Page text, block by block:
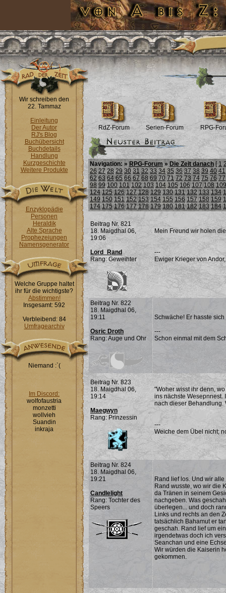
Wir schreiben den
22. Tammaz
Einleitung
Der Autor
RJ's Blog
Buchübersicht
Buchdetails
Handlung
Kurzgeschichte
Weitere Produkte
Enzyklopädie
Personen
Heraldik
Alte Sprache
Prophezeiungen
Namensgenerator
Welche Gruppe haltet
ihr für die wichtigste?
Abstimmen!
Insgesamt: 592
Verbleibend: 84
Umfragearchiv
Niemand :`(
Im Discord:
wolfofaustria
monzetti
wollvieh
Suandin
inkraja
RdZ-Forum Serien-Forum RPG-
Navigation: » RPG-Forum » Die Zeit danach [1
26 27 28 29 30 31 32 33 34 35 36 37 38 39 40 41
62 63 64 65 66 67 68 69 70 71 72 73 74 75 76 77
98 99 100 101 102 103 104 105 106 107 108 109
124 125 126 127 128 129 130 131 132 133 134
149 150 151 152 153 154 155 156 157 158 159
174 175 176 177 178 179 180 181 182 183 184
Beitrag Nr. 821
18. Maigdhal 06,
19:06
Lord_Rand
Rang: Geweihter
Mein Freund wir holen
---
Ewiger Krieger von
Beitrag Nr. 822
18. Maigdhal 06,
19:11
Osric Droth
Rang: Auge und Ohr
Schwäche! Er hasste
---
Schon einmal mit dem
Beitrag Nr. 823
18. Maigdhal 06,
19:14
Maegwyn
Rang: Prinzessin
"Woher wisst ihr denn,
ins nächste Wesepnnest.
nach dieser Behandlung.
---
Weiche dem Übel nicht;
Beitrag Nr. 824
18. Maigdhal 06,
19:21
Candlelight
Rang: Tochter des
Speers
Rand lief los. Und wir
Rand wusste, wo wir die
da Tränen in seinem
nachgeben. Was
überlegen... und doch
Links und rechts an den
tatsächlich Bahamut er
geschah. Rand lief um
irgendetwas doch ich
Seanchan und eine
Wir würden die Kaiserin
gekommen.